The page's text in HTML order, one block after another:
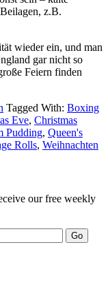
z.B.
wieder ein, und man
gar nicht so
Feiern finden
Tagged With: Boxing
Eve, Christmas
Pudding, Queen's
Rolls, Weihnachten
our free weekly